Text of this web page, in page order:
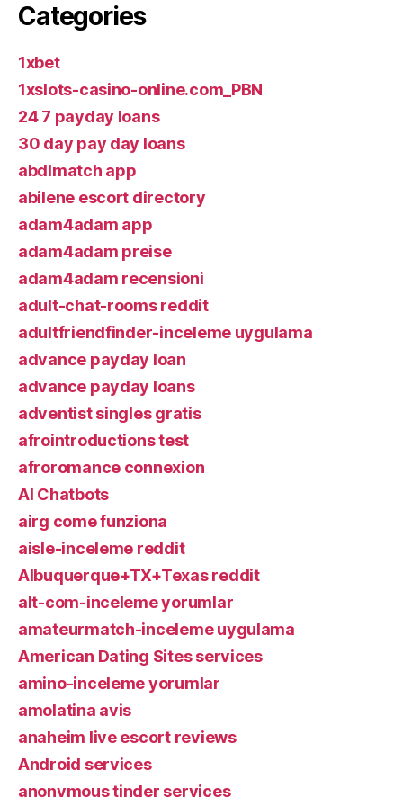
Categories
1xbet
1xslots-casino-online.com_PBN
24 7 payday loans
30 day pay day loans
abdlmatch app
abilene escort directory
adam4adam app
adam4adam preise
adam4adam recensioni
adult-chat-rooms reddit
adultfriendfinder-inceleme uygulama
advance payday loan
advance payday loans
adventist singles gratis
afrointroductions test
afroromance connexion
AI Chatbots
airg come funziona
aisle-inceleme reddit
Albuquerque+TX+Texas reddit
alt-com-inceleme yorumlar
amateurmatch-inceleme uygulama
American Dating Sites services
amino-inceleme yorumlar
amolatina avis
anaheim live escort reviews
Android services
anonymous tinder services